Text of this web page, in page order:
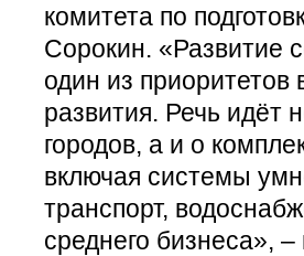
комитета по
Сорокин. «Развитие
один из
развития. Речь идёт
городов, а и о
включая системы
транспорт,
среднего бизнеса»,